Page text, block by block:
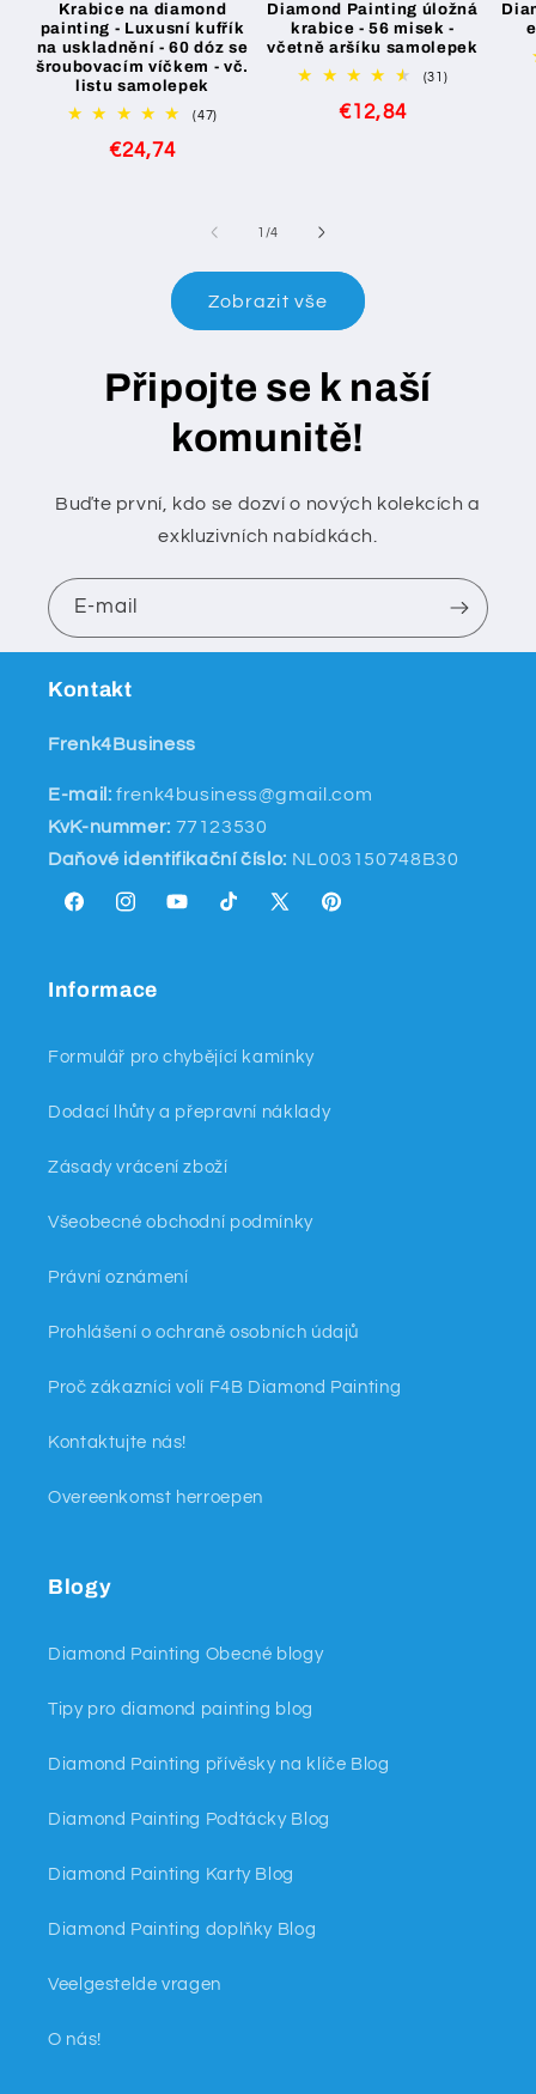
Krabice na diamond
painting - Luxusní kufřík
na uskladnění - 60 dóz se
šroubovacím víčkem - vč.
listu samolepek
(47)
Běžná
€24,74
Diamond Painting úložná
krabice - 56 misek -
včetně aršíku samolepek
(31)31
Běžná
€12,84
1 /z4
Zobrazit vše
Připojte se k naší
komunitě!
Buďte první, kdo se dozví o nových kolekcích a
exkluzivních nabídkách.
E-mail
Kontakt
Frenk4Business
E-mail:frenk4business@gmail.com
KvK-nummer: 77123530
Daňové identifikační číslo: NL003150748B30
FacebookInstagramYouTubeTikTok X
Pinterest
Informace
Formulář pro chybějící kamínky
Dodací lhůty a přepravní náklady
Zásady vrácení zboží
Všeobecné obchodní podmínky
Právní oznámení
Prohlášení o ochraně osobních údajů
Proč zákazníci volí F4B Diamond Painting
Kontaktujte nás!
Overeenkomst herroepen
Blogy
Diamond Painting Obecné blogy
Tipy pro diamond painting blog
Diamond Painting přívěsky na klíče Blog
Diamond Painting Podtácky Blog
Diamond Painting Karty Blog
Diamond Painting doplňky Blog
Veelgestelde vragen
O nás!